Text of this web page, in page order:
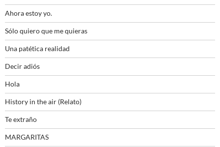
Ahora estoy yo.
Sólo quiero que me quieras
Una patética realidad
Decir adiós
Hola
History in the air (Relato)
Te extraño
MARGARITAS